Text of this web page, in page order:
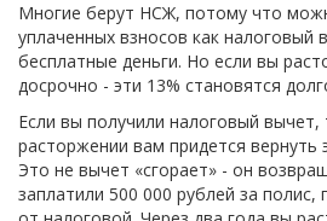
Многие берут НСЖ, потому что
уплаченных взносов как налоговый
бесплатные деньги. Но если вы
досрочно - эти 13% становятся
Если вы получили налоговый
расторжении вам придется вернуть
Это не вычет «сгорает» - он
заплатили 500 000 рублей за полис,